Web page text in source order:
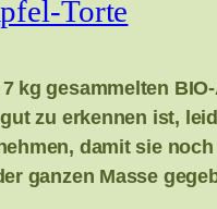
Torte
kg gesammelten
zu erkennen ist,
damit sie
ganzen Masse